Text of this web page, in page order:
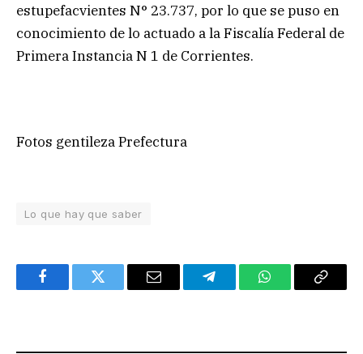
estupefacvientes N° 23.737, por lo que se puso en
conocimiento de lo actuado a la Fiscalía Federal de
Primera Instancia N 1 de Corrientes.
Fotos gentileza Prefectura
Lo que hay que saber
FacebookTwitter Email TelegramWhatsAppCopy